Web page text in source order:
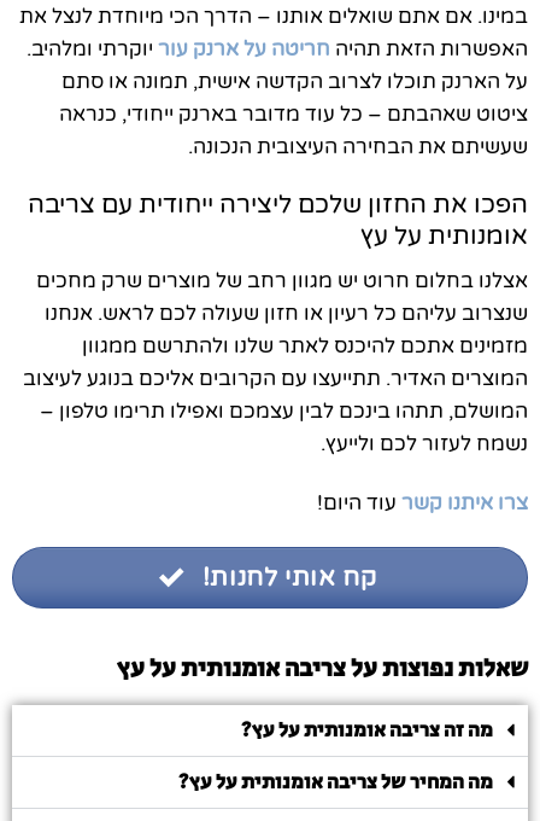
במינו. אם אתם שואלים אותנו – הדרך הכי מיוחדת לנצל את
האפשרות הזאת תהיה חריטה על ארנק עור יוקרתי ומלהיב.
על הארנק תוכלו לצרוב הקדשה אישית, תמונה או סתם
ציטוט שאהבתם – כל עוד מדובר בארנק ייחודי, כנראה
שעשיתם את הבחירה העיצובית הנכונה.
הפכו את החזון שלכם ליצירה ייחודית עם צריבה
אומנותית על עץ
אצלנו בחלום חרוט יש מגוון רחב של מוצרים שרק מחכים
שנצרוב עליהם כל רעיון או חזון שעולה לכם לראש. אנחנו
מזמינים אתכם להיכנס לאתר שלנו ולהתרשם ממגוון
המוצרים האדיר. תתייעצו עם הקרובים אליכם בנוגע לעיצוב
המושלם, תתהו בינכם לבין עצמכם ואפילו תרימו טלפון –
נשמח לעזור לכם ולייעץ.
צרו איתנו קשר עוד היום!
קח אותי לחנות!
שאלות נפוצות על צריבה אומנותית על עץ
מה זה צריבה אומנותית על עץ?
מה המחיר של צריבה אומנותית על עץ?